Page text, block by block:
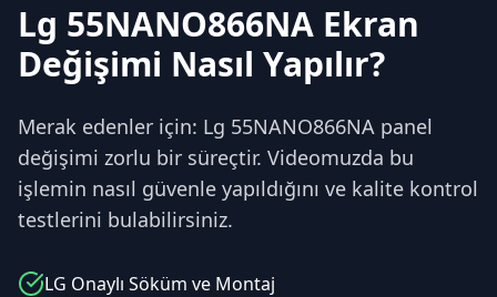
Lg 55NANO866NA Ekran
Değişimi Nasıl Yapılır?
Merak edenler için: Lg 55NANO866NA panel
değişimi zorlu bir süreçtir. Videomuzda bu
işlemin nasıl güvenle yapıldığını ve kalite kontrol
testlerini bulabilirsiniz.
LG Onaylı Söküm ve Montaj